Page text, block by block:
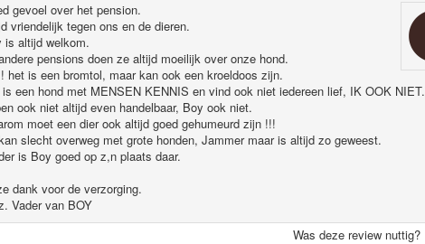
gevoel over het pension.
vriendelijk tegen ons en de dieren.
is altijd welkom.
pensions doen ze altijd moeilijk over onze hond.
het is een bromtol, maar kan ook een kroeldoos zijn.
is een hond met MENSEN KENNIS en vind ook niet iedereen lief, IK OOK NIET.
ook niet altijd even handelbaar, Boy ook niet.
moet een dier ook altijd goed gehumeurd zijn !!!
slecht overweg met grote honden, Jammer maar is altijd zo geweest.
is Boy goed op z,n plaats daar.
dank voor de verzorging.
Vader van BOY
Was deze review nuttig?